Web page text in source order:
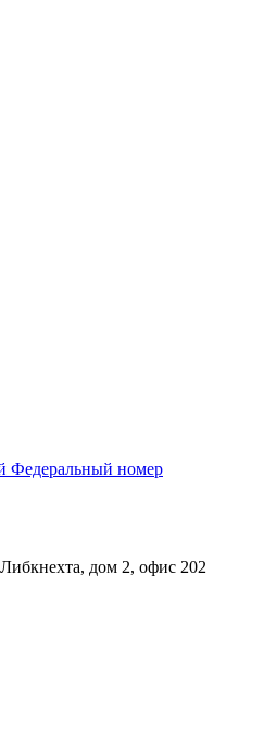
Федеральный номер
дом 2, офис 202